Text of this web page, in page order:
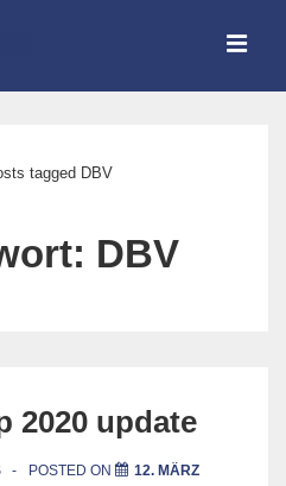
tagged DBV
DBV
2020 update
POSTED ON
12. MÄRZ